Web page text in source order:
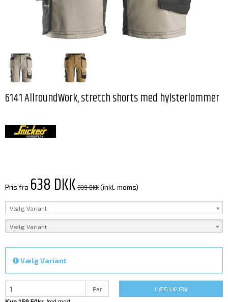
6141 AllroundWork, stretch shorts med hylsterlommer
Pris fra 638 DKK939 DKK(inkl. moms)
Vælg Variant
Vælg Variant
Vælg Variant
Par LÆG I KURV